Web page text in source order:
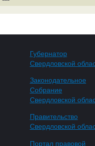
Губернатор
Свердловской
Законодательное
Собрание
Свердловской
Правительство
Свердловской
Портал правовой